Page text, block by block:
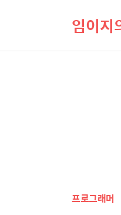
임이지
프로그래머